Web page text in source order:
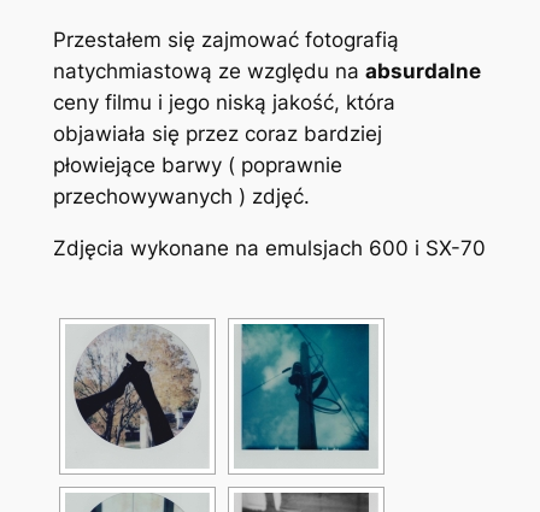
Przestałem się zajmować fotografią
natychmiastową ze względu na absurdalne
ceny filmu i jego niską jakość, która
objawiała się przez coraz bardziej
płowiejące barwy ( poprawnie
przechowywanych ) zdjęć.
Zdjęcia wykonane na emulsjach 600 i SX-70